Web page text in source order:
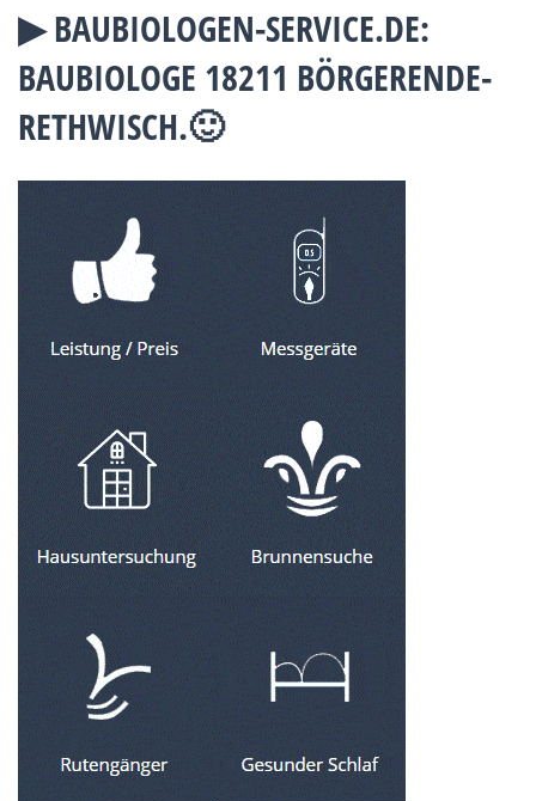
▶︎ BAUBIOLOGEN-SERVICE.DE:
BAUBIOLOGE 18211 BÖRGERENDE-
RETHWISCH.🙂